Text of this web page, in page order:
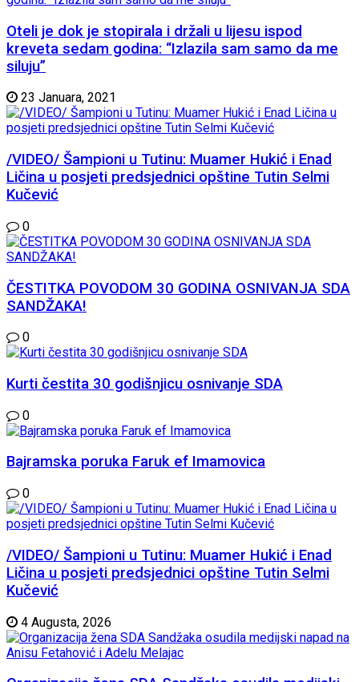
Oteli je dok je stopirala i držali u lijesu ispod
kreveta sedam godina: “Izlazila sam samo da me
siluju”
23 Januara, 2021
/VIDEO/ Šampioni u Tutinu: Muamer Hukić i Enad
Ličina u posjeti predsjednici opštine Tutin Selmi
Kučević
0
ČESTITKA POVODOM 30 GODINA OSNIVANJA SDA
SANDŽAKA!
0
Kurti čestita 30 godišnjicu osnivanje SDA
0
Bajramska poruka Faruk ef Imamovica
0
/VIDEO/ Šampioni u Tutinu: Muamer Hukić i Enad
Ličina u posjeti predsjednici opštine Tutin Selmi
Kučević
4 Augusta, 2026